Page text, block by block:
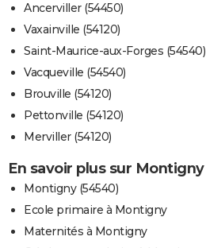
Ancerviller (54450)
Vaxainville (54120)
Saint-Maurice-aux-Forges (54540)
Vacqueville (54540)
Brouville (54120)
Pettonville (54120)
Merviller (54120)
En savoir plus sur Montigny
Montigny (54540)
Ecole primaire à Montigny
Maternités à Montigny